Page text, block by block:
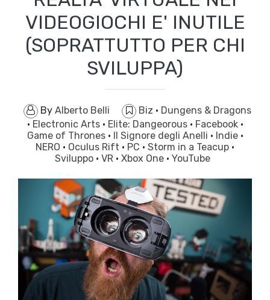
VIDEOGIOCHI E' INUTILE
(SOPRATTUTTO PER CHI
SVILUPPA)
By Alberto Belli Biz · Dungens & Dragons
· Electronic Arts · Elite: Dangeorous · Facebook ·
Game of Thrones · Il Signore degli Anelli · Indie ·
NERO · Oculus Rift · PC · Storm in a Teacup ·
Sviluppo · VR · Xbox One · YouTube